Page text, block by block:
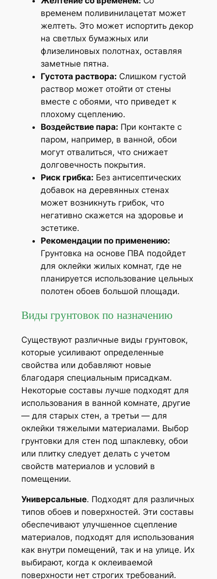
временем поливинилацетат может
желтеть. Это может испортить декор
на светлых бумажных или
флизелиновых полотнах, оставляя
заметные пятна.
Густота раствора: Слишком густой
раствор может отойти от стены
вместе с обоями, что приведет к
плохому сцеплению.
Воздействие пара: При контакте с
паром, например, в ванной, обои
могут отвалиться, что снижает
долговечность покрытия.
Риск грибка: Без антисептических
добавок на деревянных стенах
может возникнуть грибок, что
негативно скажется на здоровье и
эстетике.
Рекомендации по применению:
Грунтовка на основе ПВА подойдет
для оклейки жилых комнат, где не
планируется использование цельных
полотен обоев большой площади.
Виды грунтовок по назначению
Существуют различные виды грунтовок,
которые усиливают определенные
свойства или добавляют новые
благодаря специальным присадкам.
Некоторые составы лучше подходят для
использования в ванной комнате, другие
— для старых стен, а третьи — для
оклейки тяжелыми материалами. Выбор
грунтовки для стен под шпаклевку, обои
или плитку следует делать с учетом
свойств материалов и условий в
помещении.
Универсальные. Подходят для различных
типов обоев и поверхностей. Эти составы
обеспечивают улучшенное сцепление
материалов, подходят для использования
как внутри помещений, так и на улице. Их
выбирают, когда к оклеиваемой
поверхности нет строгих требований.